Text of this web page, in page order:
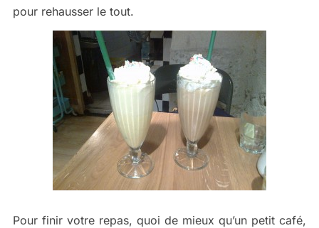
pour rehausser le tout.
Pour finir votre repas, quoi de mieux qu’un petit café,